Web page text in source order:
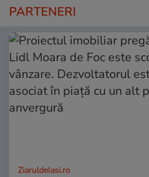
PARTENERI
ZiaruldeIasi.ro